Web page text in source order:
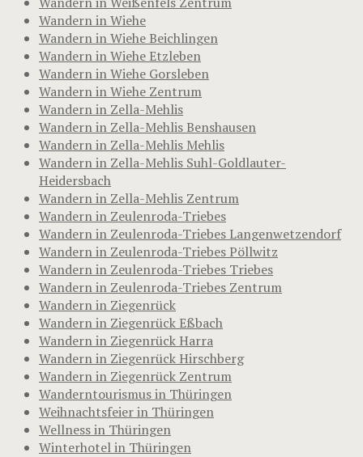
Wandern in Wiehe
Wandern in Wiehe Beichlingen
Wandern in Wiehe Etzleben
Wandern in Wiehe Gorsleben
Wandern in Wiehe Zentrum
Wandern in Zella-Mehlis
Wandern in Zella-Mehlis Benshausen
Wandern in Zella-Mehlis Mehlis
Wandern in Zella-Mehlis Suhl-Goldlauter-
Heidersbach
Wandern in Zella-Mehlis Zentrum
Wandern in Zeulenroda-Triebes
Wandern in Zeulenroda-Triebes Langenwetzendorf
Wandern in Zeulenroda-Triebes Pöllwitz
Wandern in Zeulenroda-Triebes Triebes
Wandern in Zeulenroda-Triebes Zentrum
Wandern in Ziegenrück
Wandern in Ziegenrück Eßbach
Wandern in Ziegenrück Harra
Wandern in Ziegenrück Hirschberg
Wandern in Ziegenrück Zentrum
Wanderntourismus in Thüringen
Weihnachtsfeier in Thüringen
Wellness in Thüringen
Winterhotel in Thüringen